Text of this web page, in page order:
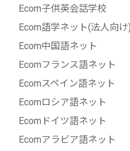
Ecom子供英会話学校
Ecom語学ネット(法人向け
Ecom中国語ネット
Ecomフランス語ネット
Ecomスペイン語ネット
Ecomロシア語ネット
Ecomドイツ語ネット
Ecomアラビア語ネット